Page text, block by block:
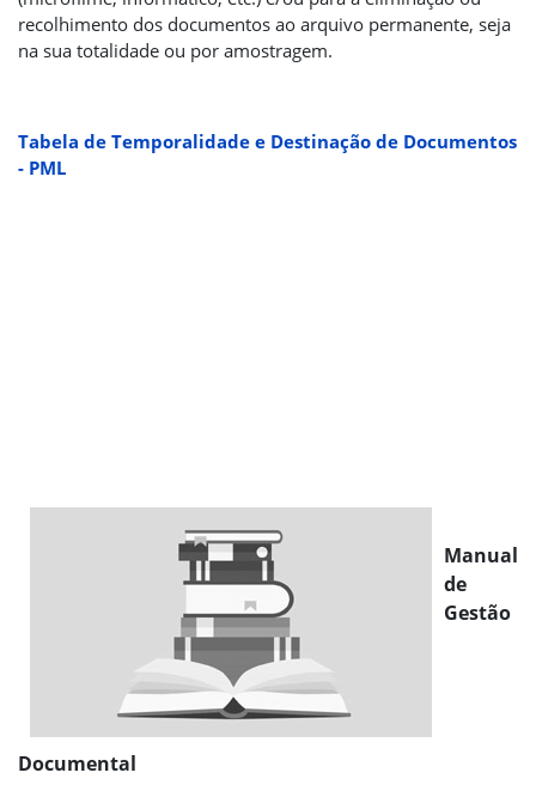
recolhimento dos documentos ao arquivo permanente, seja
na sua totalidade ou por amostragem.
Tabela de Temporalidade e Destinação de Documentos
- PML
Manual
de
Gestão
Documental